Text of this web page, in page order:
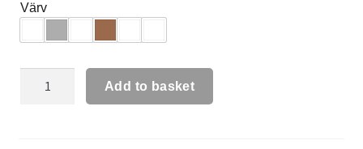
Värv
Add to basket